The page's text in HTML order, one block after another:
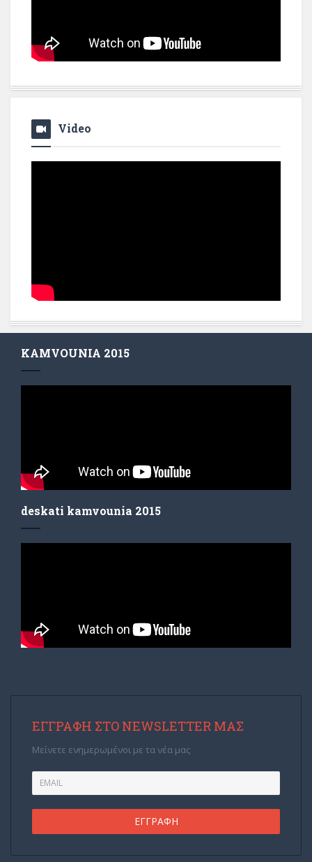
Video
KAMVOUNIA 2015
deskati kamvounia 2015
ΕΓΓΡΑΦΉ ΣΤΟ NEWSLETTER ΜΑΣ
Μείνετε ενημερωμένοι με τα νέα μας